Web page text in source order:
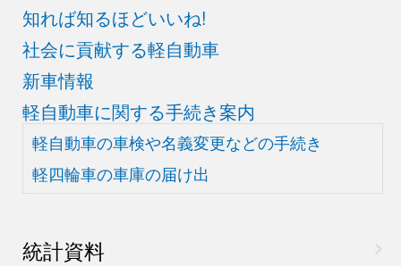
知れば知るほどいいね!
社会に貢献する軽自動車
新車情報
軽自動車に関する手続き案内
軽自動車の車検や名義変更などの手続き
軽四輪車の車庫の届け出
統計資料